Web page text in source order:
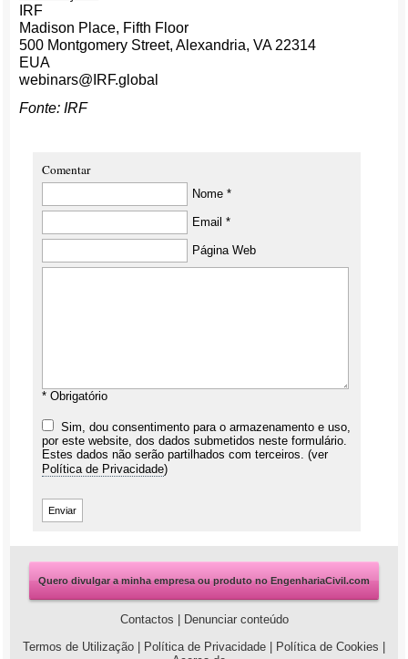
IRF
Madison Place, Fifth Floor
500 Montgomery Street, Alexandria, VA 22314
EUA
webinars@IRF.global
Fonte: IRF
Comentar
Nome *
Email *
Página Web
* Obrigatório
Sim, dou consentimento para o armazenamento e uso,
por este website, dos dados submetidos neste formulário.
Estes dados não serão partilhados com terceiros. (ver
Política de Privacidade)
Quero divulgar a minha empresa ou produto no EngenhariaCivil.com
Contactos
Denunciar conteúdo
Termos de Utilização
Política de Privacidade Política de Cookies